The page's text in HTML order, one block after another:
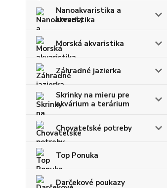
Nanoakvaristika a
krevety
Morská akvaristika
Záhradné jazierka
Skrinky na mieru pre
akvárium a terárium
Chovateľské potreby
Top Ponuka
Darčekové poukazy